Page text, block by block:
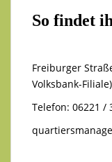
So findet
Freiburger
Volksbank-Filiale)
Telefon: 06221 /